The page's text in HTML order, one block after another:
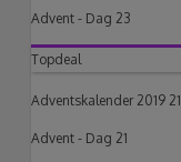
Advent - Dag 23
Topdeal
Adventskalender 2019 21
Advent - Dag 21